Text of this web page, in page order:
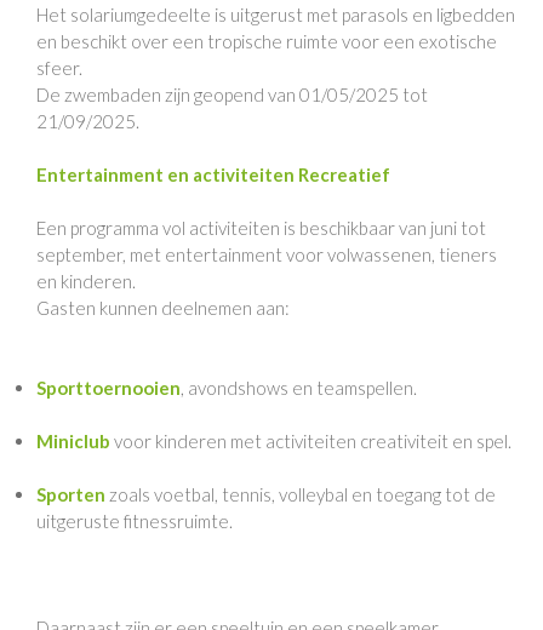
Het solariumgedeelte is uitgerust met parasols en ligbedden
en beschikt over een tropische ruimte voor een exotische
sfeer.
De zwembaden zijn geopend van 01/05/2025 tot
21/09/2025.
Entertainment en activiteiten Recreatief
Een programma vol activiteiten is beschikbaar van juni tot
september, met entertainment voor volwassenen, tieners
en kinderen.
Gasten kunnen deelnemen aan:
Sporttoernooien, avondshows en teamspellen.
Miniclub voor kinderen met activiteiten creativiteit en spel.
Sporten zoals voetbal, tennis, volleybal en toegang tot de
uitgeruste fitnessruimte.